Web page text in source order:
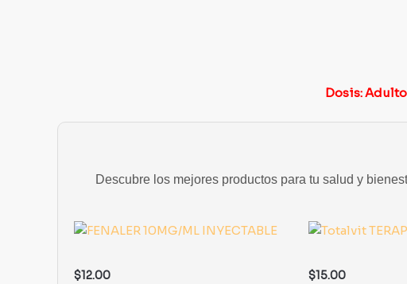
Dosis:
Descubre los mejores productos para tu salud y
$12.00 $15.00